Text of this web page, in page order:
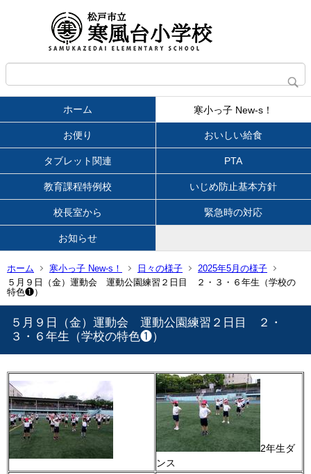
ホーム 寒小っ子 New-s！
お便り おいしい給食
タブレット関連 PTA
教育課程特例校 いじめ防止基本方針
校長室から 緊急時の対応
お知らせ
ホーム 寒小っ子 New-s！ 日々の様子
2025年5月の様子
５月９日（金）運動会 運動公園練習２日目 ２・３・６年生（学校の
特色❶）
５月９日（金）運動会 運動公園練習２日目 ２・
３・６年生（学校の特色❶）
2年生ダ
ンス